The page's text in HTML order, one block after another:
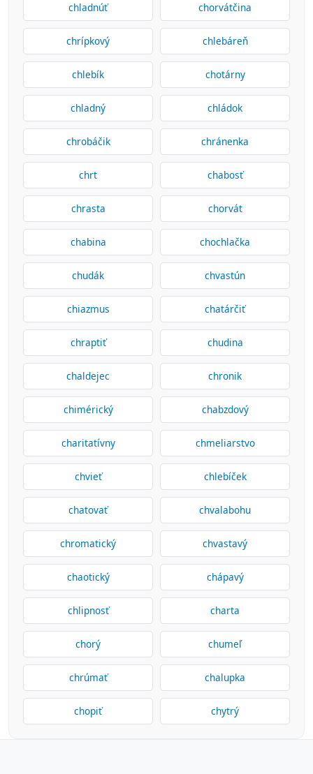
chladnúť chorvátčina
chrípkový chlebáreň
chlebík chotárny
chladný chládok
chrobáčik chránenka
chrt chabosť
chrasta chorvát
chabina chochlačka
chudák chvastún
chiazmus chatárčiť
chraptiť chudina
chaldejec chronik
chimérický chabzdový
charitatívny chmeliarstvo
chvieť chlebíček
chatovať chvalabohu
chromatický chvastavý
chaotický chápavý
chlipnosť charta
chorý chumeľ
chrúmať chalupka
chopiť chytrý